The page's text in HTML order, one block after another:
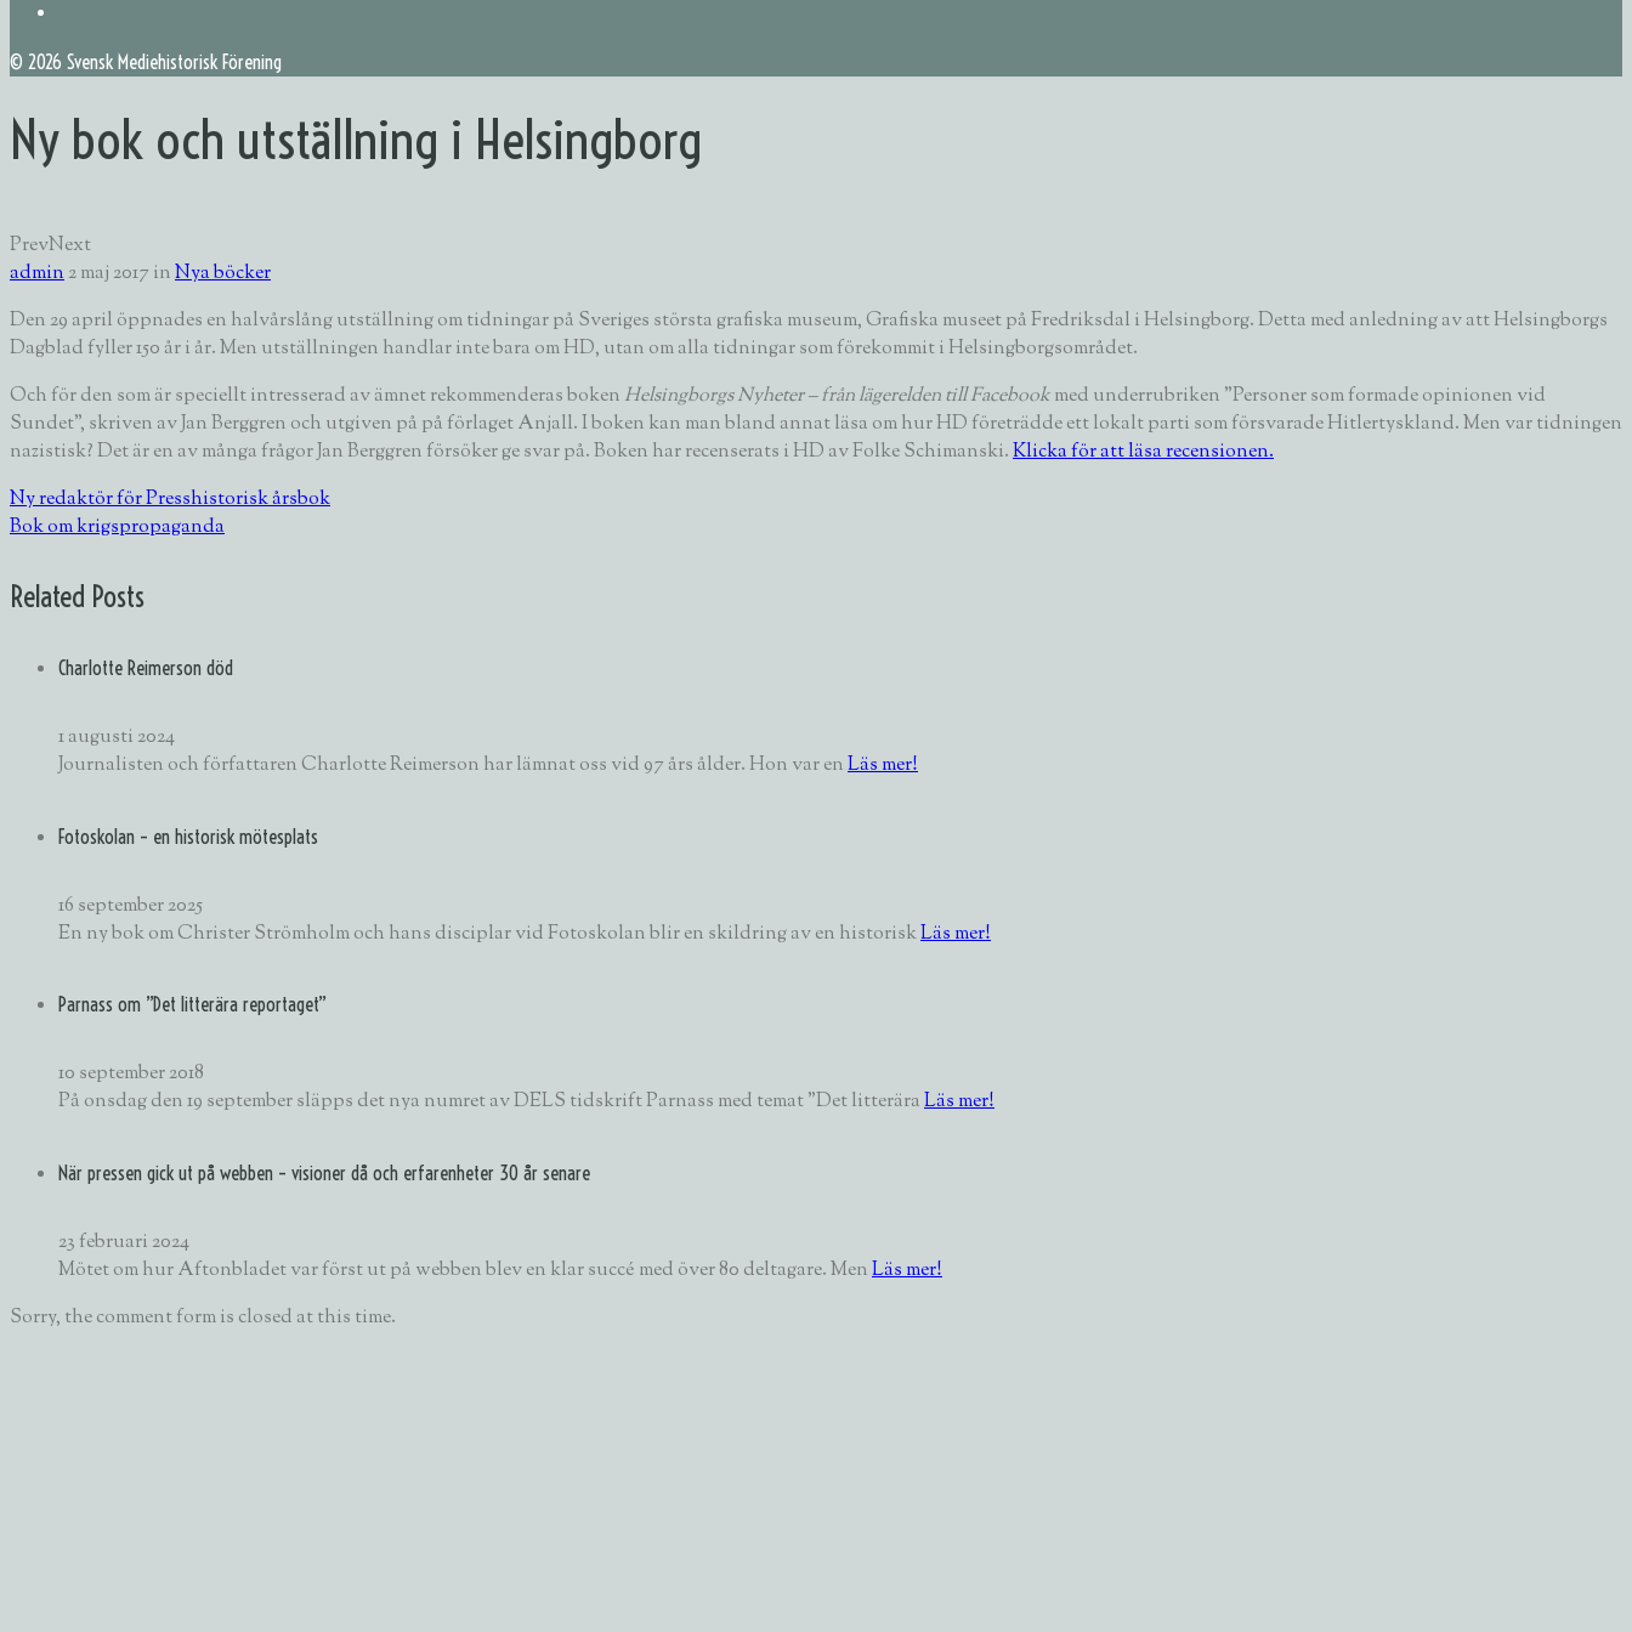
© 2026 Svensk Mediehistorisk Förening
Ny bok och utställning i Helsingborg
PrevNext
admin2 maj 2017 inNya böcker
Den 29 april öppnades en halvårslång utställning om tidningar på Sveriges största grafiska museum, Grafiska museet på Fredriksdal i Helsingborg. Detta med anledning av att Helsingborgs
Dagblad fyller 150 år i år. Men utställningen handlar inte bara om HD, utan om alla tidningar som förekommit i Helsingborgsområdet.
Och för den som är speciellt intresserad av ämnet rekommenderas boken Helsingborgs Nyheter – från lägerelden till Facebookmed underrubriken ”Personer som formade opinionen vid
Sundet”, skriven av Jan Berggren och utgiven på på förlaget Anjall. I boken kan man bland annat läsa om hur HD företrädde ett lokalt parti som försvarade Hitlertyskland. Men var tidningen
nazistisk? Det är en av många frågor Jan Berggren försöker ge svar på. Boken har recenserats i HD av Folke Schimanski.Klicka för att läsa recensionen.
Ny redaktör för Presshistorisk årsbok
Bok om krigspropaganda
Related Posts
Charlotte Reimerson död
1 augusti 2024
Journalisten och författaren Charlotte Reimerson har lämnat oss vid 97 års ålder. Hon var enLäs mer!
Fotoskolan – en historisk mötesplats
16 september 2025
En ny bok om Christer Strömholm och hans disciplar vid Fotoskolan blir en skildring av en historiskLäs mer!
Parnass om ”Det litterära reportaget”
10 september 2018
På onsdag den 19 september släpps det nya numret av DELS tidskrift Parnass med temat "Det litteräraLäs mer!
När pressen gick ut på webben – visioner då och erfarenheter 30 år senare
23 februari 2024
Mötet om hur Aftonbladet var först ut på webben blev en klar succé med över 80 deltagare. MenLäs mer!
Sorry, the comment form is closed at this time.